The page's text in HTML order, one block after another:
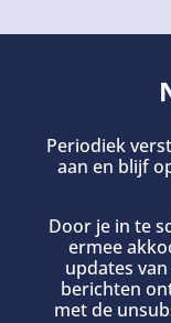
Periodiek
aan en blijf
Door je in te
ermee
updates
berichten
met de